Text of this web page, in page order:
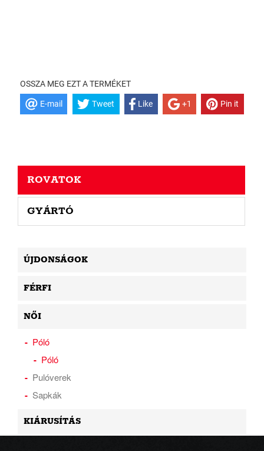
OSSZA MEG EZT A TERMÉKET
E-mail Tweet Like +1 Pin it
ROVATOK
GYÁRTÓ
ÚJDONSÁGOK
FÉRFI
NŐI
Póló
Póló
Pulóverek
Sapkák
KIÁRUSÍTÁS